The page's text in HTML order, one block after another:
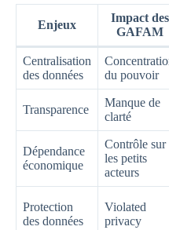
Enjeux
Impact des
GAFAM
Centralisation
des données
du pouvoir
Transparence
Manque de
clarté
Dépendance
économique
Contrôle sur
les petits
acteurs
Protection
des données
Violated
privacy